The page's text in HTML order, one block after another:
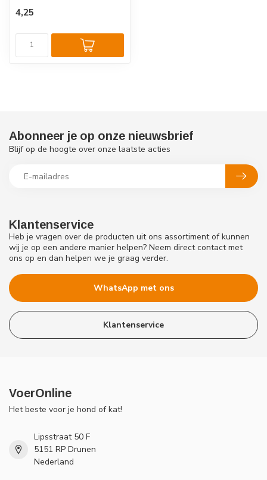
knapperige hondensna...
4,25
Klantenservice
Heb je vragen over de producten uit ons assortiment of kunnen
wij je op een andere manier helpen? Neem direct contact met
ons op en dan helpen we je graag verder.
WhatsApp met ons
Klantenservice
Abonneer je op onze nieuwsbrief
Blijf op de hoogte over onze laatste acties
VoerOnline
Het beste voor je hond of kat!
Lipsstraat 50 F
5151 RP Drunen
Nederland